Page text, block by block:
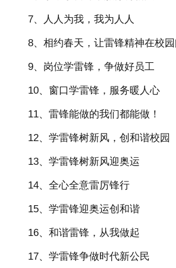
7、人人为我，我为人人
8、相约春天，让雷锋精神在校园
9、岗位学雷锋，争做好员工
10、窗口学雷锋，服务暖人心
11、雷锋能做的我们都能做！
12、学雷锋树新风，创和谐校园
13、学雷锋树新风迎奥运
14、全心全意雷厉锋行
15、学雷锋迎奥运创和谐
16、和谐雷锋，从我做起
17、学雷锋争做时代新公民